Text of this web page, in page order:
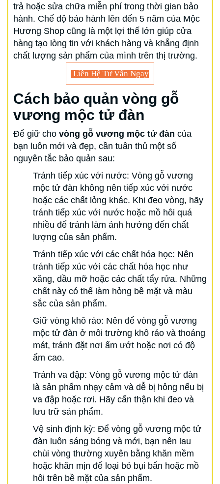
trả hoặc sửa chữa miễn phí trong thời gian bảo
hành. Chế độ bảo hành lên đến 5 năm của Mộc
Hương Shop cũng là một lợi thế lớn giúp cửa
hàng tạo lòng tin với khách hàng và khẳng định
chất lượng sản phẩm của mình trên thị trường.
Liên Hệ Tư Vấn Ngay
Cách bảo quản vòng gỗ
vương mộc tử đàn
Để giữ cho vòng gỗ vương mộc tử đàn của
bạn luôn mới và đẹp, cần tuân thủ một số
nguyên tắc bảo quản sau:
Tránh tiếp xúc với nước: Vòng gỗ vương
mộc tử đàn không nên tiếp xúc với nước
hoặc các chất lỏng khác. Khi đeo vòng, hãy
tránh tiếp xúc với nước hoặc mồ hôi quá
nhiều để tránh làm ảnh hưởng đến chất
lượng của sản phẩm.
Tránh tiếp xúc với các chất hóa học: Nên
tránh tiếp xúc với các chất hóa học như
xăng, dầu mỡ hoặc các chất tẩy rửa. Những
chất này có thể làm hỏng bề mặt và màu
sắc của sản phẩm.
Giữ vòng khô ráo: Nên để vòng gỗ vương
mộc tử đàn ở môi trường khô ráo và thoáng
mát, tránh đặt nơi ẩm ướt hoặc nơi có độ
ẩm cao.
Tránh va đập: Vòng gỗ vương mộc tử đàn
là sản phẩm nhạy cảm và dễ bị hỏng nếu bị
va đập hoặc rơi. Hãy cẩn thận khi đeo và
lưu trữ sản phẩm.
Vệ sinh định kỳ: Để vòng gỗ vương mộc tử
đàn luôn sáng bóng và mới, bạn nên lau
chùi vòng thường xuyên bằng khăn mềm
hoặc khăn mịn để loại bỏ bụi bẩn hoặc mồ
hôi trên bề mặt của sản phẩm.